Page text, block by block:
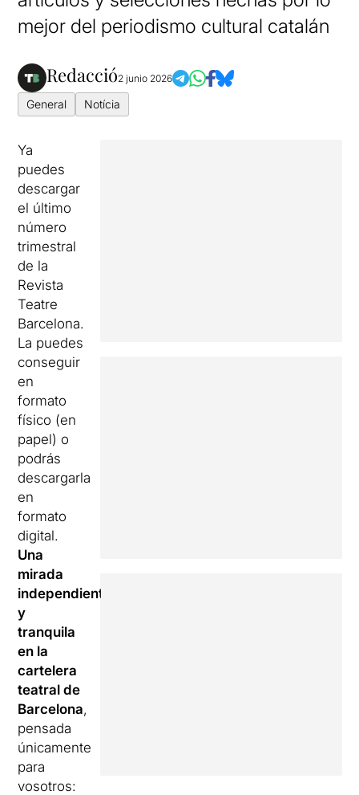
mejor del periodismo cultural catalán
Redacció2 junio 2026
General Notícia
Ya
puedes
descargar
el último
número
trimestral
de la
Revista
Teatre
Barcelona.
La puedes
conseguir
en
formato
físico (en
papel) o
podrás
descargarla
en
formato
digital.
Una
mirada
independiente
y
tranquila
en la
cartelera
teatral de
Barcelona,
​​pensada
únicamente
para
vosotros: